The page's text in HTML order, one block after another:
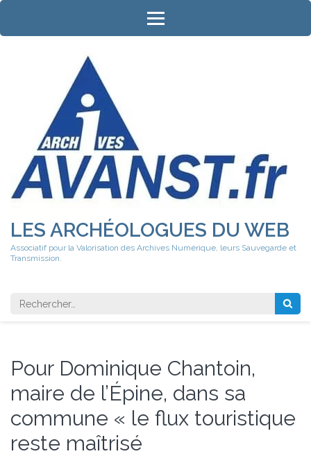
Aller
contenu
LES ARCHÉOLOGUES DU WEB
Associatif pour la Valorisation des Archives Numérique, leurs Sauvegarde et
Transmission.
Rechercher
Pour Dominique Chantoin,
maire de l’Épine, dans sa
commune « le flux touristique
reste maîtrisé